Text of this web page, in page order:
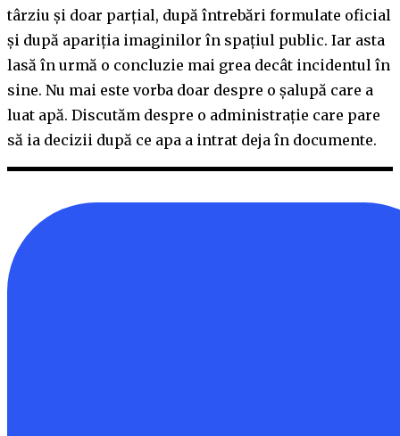
târziu și doar parțial, după întrebări formulate oficial
și după apariția imaginilor în spațiul public. Iar asta
lasă în urmă o concluzie mai grea decât incidentul în
sine. Nu mai este vorba doar despre o șalupă care a
luat apă. Discutăm despre o administrație care pare
să ia decizii după ce apa a intrat deja în documente.